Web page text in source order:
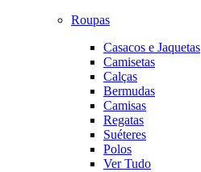
Roupas
Casacos e Jaquetas
Camisetas
Calças
Bermudas
Camisas
Regatas
Suéteres
Polos
Ver Tudo